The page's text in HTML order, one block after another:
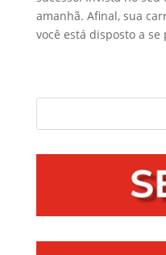
amanhã. Afinal, sua
você está disposto a